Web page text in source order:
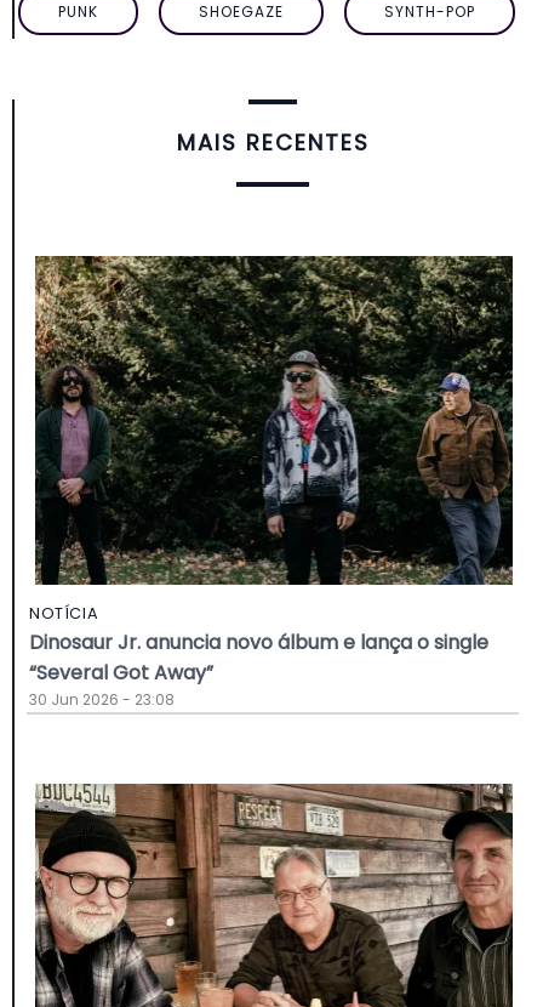
PUNK SHOEGAZE SYNTH-POP
MAIS RECENTES
NOTÍCIA
Dinosaur Jr. anuncia novo álbum e lança o single
“Several Got Away”
30 Jun 2026 - 23:08